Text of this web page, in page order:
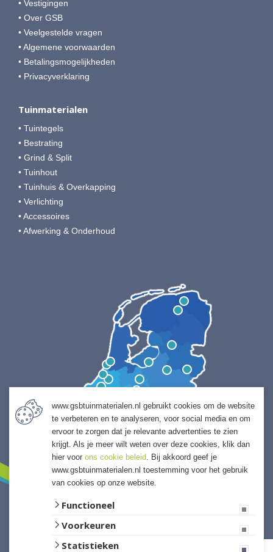
• Vestigingen
• Over GSB
• Veelgestelde vragen
• Algemene voorwaarden
• Betalingsmogelijkheden
• Privacyverklaring
Tuinmaterialen
• Tuintegels
• Bestrating
• Grind & Split
• Tuinhout
• Tuinhuis & Overkapping
• Verlichting
• Accessoires
• Afwerking & Onderhoud
www.gsbtuinmaterialen.nl gebruikt cookies om de website
te verbeteren en te analyseren, voor social media en om
ervoor te zorgen dat je relevante advertenties te zien
krijgt. Als je meer wilt weten over deze cookies, klik dan
hier voor ons cookie beleid. Bij akkoord geef je
www.gsbtuinmaterialen.nl toestemming voor het gebruik
van cookies op onze website.
Functioneel
Voorkeuren
Statistieken